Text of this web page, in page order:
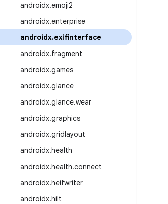
androidx.emoji2
androidx.enterprise
androidx.exifinterface
androidx.fragment
androidx.games
androidx.glance
androidx.glance.wear
androidx.graphics
androidx.gridlayout
androidx.health
androidx.health.connect
androidx.heifwriter
androidx.hilt